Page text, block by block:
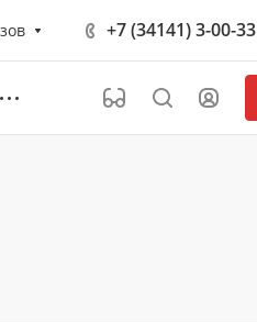
+7 (34141) 3-00-33